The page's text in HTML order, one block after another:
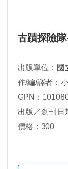
古蹟探險
出版單位： 國
作/編/譯者：
GPN：
出版／創刊日
價格：300